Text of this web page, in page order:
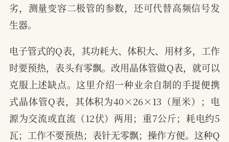
劣，测量变容二极管的参数，还可代替高频信号发
生器。
电子管式的Q表，其功耗大、体积大、用材多，工作
时要预热，表头有零飘。改用晶体管做Q表，就可以
克服上述缺点。这里介绍一种业余自制的手提便携
式晶体管Q表，其体积为40×26×13（厘米）；电
源为交流或直流（12伏）两用；重7公斤；耗电约5
瓦；工作不要预热；表针无零飘；操作方便。这种Q